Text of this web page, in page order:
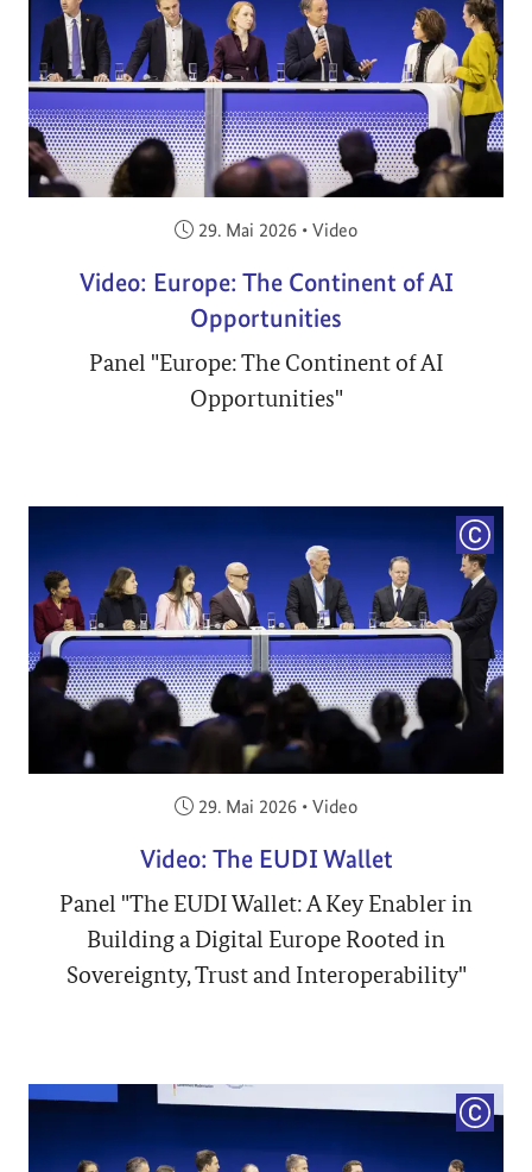
Veröffentlicht am:
29. Mai 2026 • Video
Video: Europe: The Continent of AI
Opportunities
Panel "Europe: The Continent of AI
Opportunities"
Veröffentlicht am:
29. Mai 2026 • Video
Video: The EUDI Wallet
Panel "The EUDI Wallet: A Key Enabler in
Building a Digital Europe Rooted in
Sovereignty, Trust and Interoperability"